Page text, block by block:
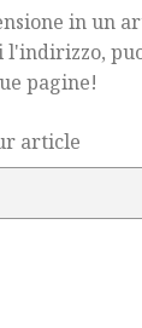
in un
l'indirizzo,
pagine!
article